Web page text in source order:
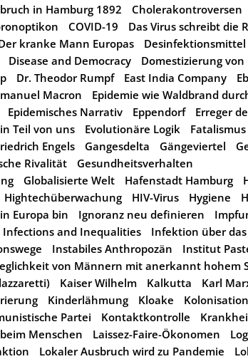
in Hamburg 1892
Cholerakontroversen
COVID-19 Das Virus schreibt die
kranke Mann Europas Desinfektionsmittel
Disease and Democracy
Domestizierung
Dr. Theodor Rumpf East India Company
Macron
Epidemie wie Waldbrand
Epidemisches Narrativ Eppendorf
Erreger
Teil von uns
Evolutionäre Logik Fatalismus
Engels Gangesdelta Gängeviertel
Rivalität
Gesundheitsverhalten
Globalisierte Welt Hafenstadt Hamburg
Hightechüberwachung HIV-Virus Hygiene
Europa bin
Ignoranz neu definieren
Infections and Inequalities
Infektion über das
Instabiles Anthropozän
Institut
von Männern mit anerkannt hohem
Kaiser Wilhelm Kalkutta
Karl
Kinderlähmung Kloake
Partei Kontaktkontrolle
Menschen
Laissez-Faire-Ökonomen
Lokaler Ausbruch wird zu Pandemie